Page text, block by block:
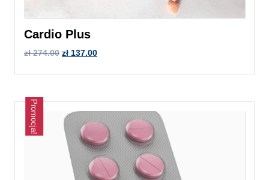
Cardio Plus
zł274.00 zł 137.00
Promocja!